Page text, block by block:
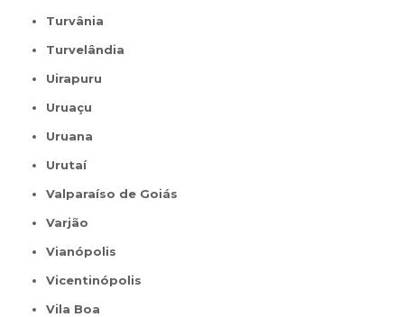
Turvânia
Turvelândia
Uirapuru
Uruaçu
Uruana
Urutaí
Valparaíso de Goiás
Varjão
Vianópolis
Vicentinópolis
Vila Boa